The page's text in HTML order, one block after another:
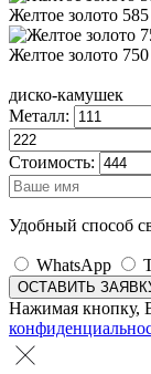
Желтое золото 585
Желтое золото 750
диско-камушек
Металл:
Стоимость:
Удобный способ
WhatsApp
Нажимая кнопку,